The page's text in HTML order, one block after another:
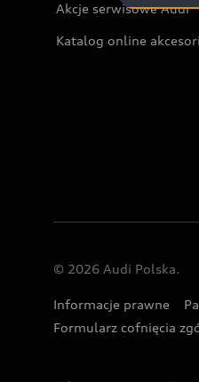
Akcje serwisowe Audi
Katalog online
© 2026 Audi Polska.
Informacje prawne
Formularz cofnięcia